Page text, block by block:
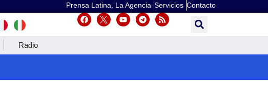
Prensa Latina, La Agencia Servicios Contacto
Radio